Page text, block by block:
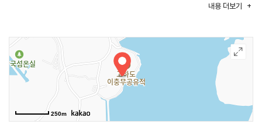
따뜻한 곳에서 잘 자라는 국내 최초 육지면 발상지로, 선착장에 육지면 재배의
조성되어 있어 바닷가를 산책하기도 좋고, 고하도 전망대,
국립호남권생물자원관, 해상 케이블카 등 볼거리, 즐길 거리가 풍부하다.
내용 더보기
250m